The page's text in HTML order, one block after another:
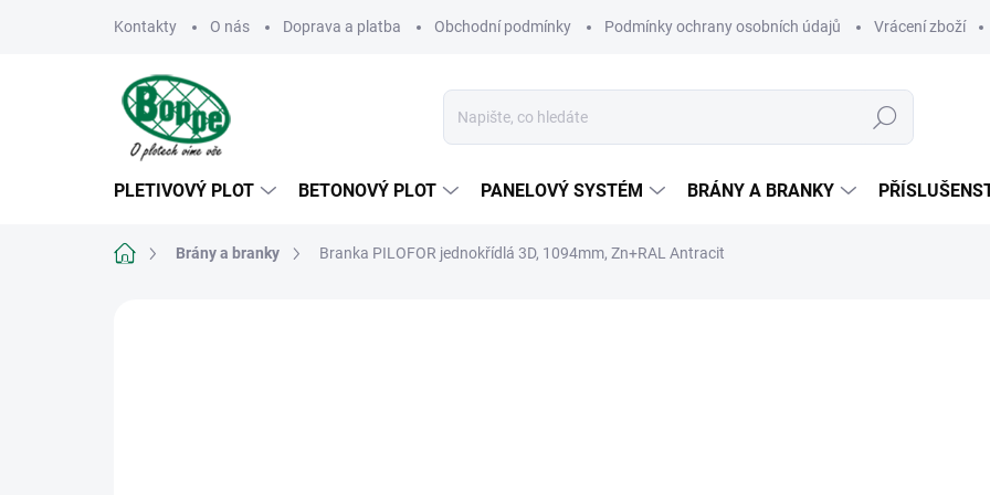
Kontakty O nás Doprava a platba Obchodní podmínky Podmínky ochrany osobních údajů Vrácení zboží
Hledat
PLETIVOVÝ PLOT BETONOVÝ PLOT PANELOVÝ SYSTÉM BRÁNY A BRANKY
Domů Brány a branky Branka PILOFOR jednokřídlá 3D, 1094mm, Zn+RAL Antracit